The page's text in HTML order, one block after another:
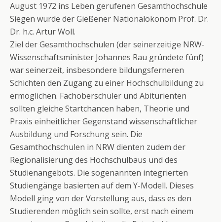
August 1972 ins Leben gerufenen Gesamthochschule
Siegen wurde der Gießener Nationalökonom Prof. Dr.
Dr. h.c. Artur Woll.
Ziel der Gesamthochschulen (der seinerzeitige NRW-
Wissenschaftsminister Johannes Rau gründete fünf)
war seinerzeit, insbesondere bildungsferneren
Schichten den Zugang zu einer Hochschulbildung zu
ermöglichen. Fachoberschüler und Abiturienten
sollten gleiche Startchancen haben, Theorie und
Praxis einheitlicher Gegenstand wissenschaftlicher
Ausbildung und Forschung sein. Die
Gesamthochschulen in NRW dienten zudem der
Regionalisierung des Hochschulbaus und des
Studienangebots. Die sogenannten integrierten
Studiengänge basierten auf dem Y-Modell. Dieses
Modell ging von der Vorstellung aus, dass es den
Studierenden möglich sein sollte, erst nach einem